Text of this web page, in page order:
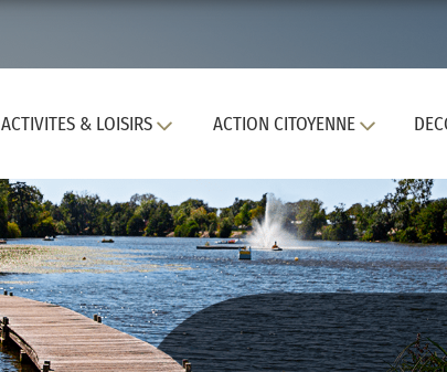
ACTIVITES & LOISIRS ACTION CITOYENNE